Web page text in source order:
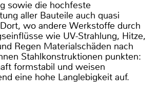
sowie die hochfeste
aller Bauteile auch quasi
wo andere Werkstoffe durch
wie UV-Strahlung, Hitze,
Regen Materialschäden nach
Stahlkonstruktionen punkten:
formstabil und weisen
eine hohe Langlebigkeit auf.